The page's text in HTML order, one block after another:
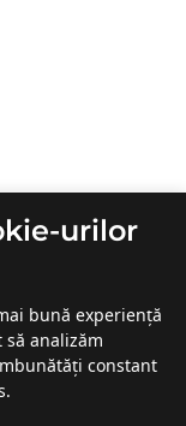
urilor
bună experiență
să analizăm
constant